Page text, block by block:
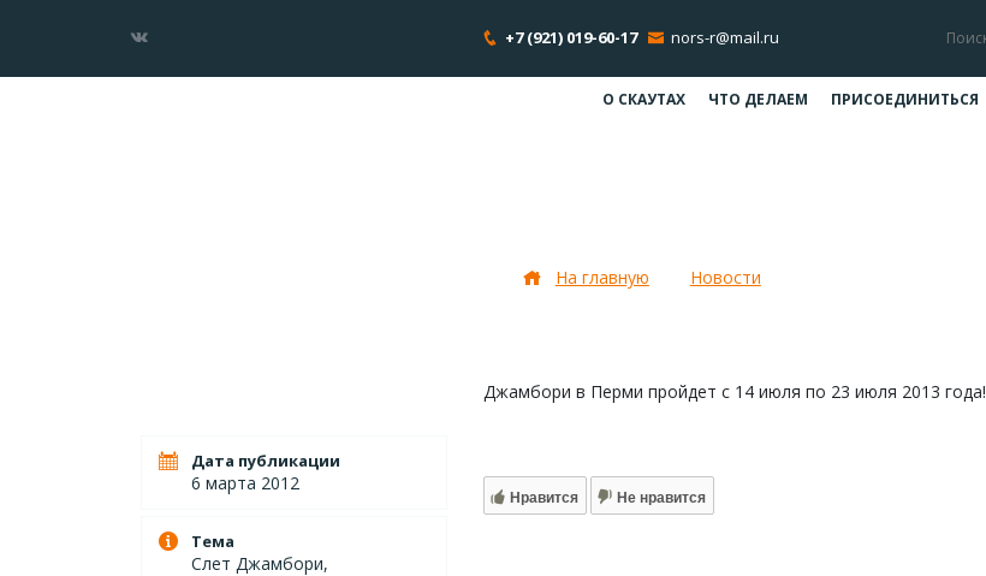
+7 (921) 019-60-17 nors-r@mail.ru
О СКАУТАХ ЧТО ДЕЛАЕМ ПРИСОЕДИНИТЬСЯ
На главную Новости
Дата публикации
6 марта 2012
Тема
Слет Джамбори,
Джамбори в Перми пройдет с 14 июля по 23 июля 2013 года!
Нравится Не нравится